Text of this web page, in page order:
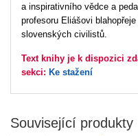
a inspirativního vědce a
profesoru Eliášovi
slovenských civilistů.
Text knihy je k dispozici
sekci: Ke stažení
Související produkty